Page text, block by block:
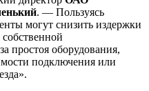
. — Пользуясь
могут снизить издержки
простоя оборудования,
подключения или